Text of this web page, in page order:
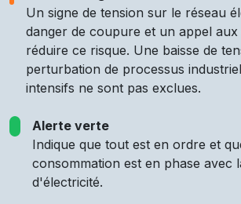
Un signe de tension sur le réseau
danger de coupure et un appel
réduire ce risque. Une baisse de
perturbation de processus
intensifs ne sont pas exclues.
Alerte verte
Indique que tout est en ordre et
consommation est en phase avec
d'électricité.